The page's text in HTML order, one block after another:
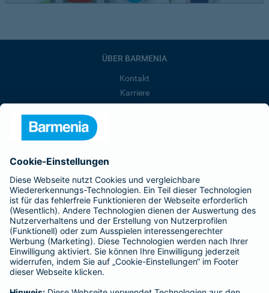
ÜBER BARMENIA
Kontakt
Karriere
Barmenia ist Teil der BarmeniaGothaer
BELIEBTE SEITEN
Kranken-Zusatzversicherung
Tierversicherungen
Haftpflichtversicherung
Hausratversicherung